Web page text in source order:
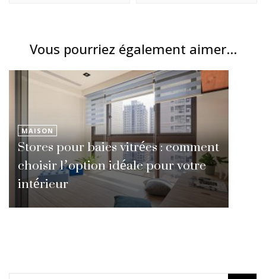
Vous pourriez également aimer...
MAISON
Stores pour baies vitrées : comment
choisir l’option idéale pour votre
intérieur